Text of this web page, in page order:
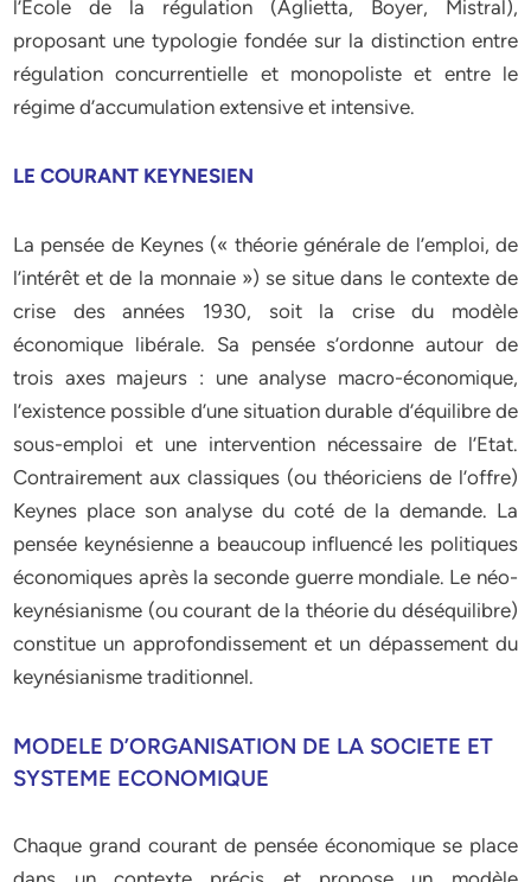
l’Ecole de la régulation (Aglietta, Boyer, Mistral),
proposant une typologie fondée sur la distinction entre
régulation concurrentielle et monopoliste et entre le
régime d’accumulation extensive et intensive.
LE COURANT KEYNESIEN
La pensée de Keynes (« théorie générale de l’emploi, de
l’intérêt et de la monnaie ») se situe dans le contexte de
crise des années 1930, soit la crise du modèle
économique libérale. Sa pensée s’ordonne autour de
trois axes majeurs : une analyse macro-économique,
l’existence possible d’une situation durable d’équilibre de
sous-emploi et une intervention nécessaire de l’Etat.
Contrairement aux classiques (ou théoriciens de l’offre)
Keynes place son analyse du coté de la demande. La
pensée keynésienne a beaucoup influencé les politiques
économiques après la seconde guerre mondiale. Le néo-
keynésianisme (ou courant de la théorie du déséquilibre)
constitue un approfondissement et un dépassement du
keynésianisme traditionnel.
MODELE D’ORGANISATION DE LA SOCIETE ET
SYSTEME ECONOMIQUE
Chaque grand courant de pensée économique se place